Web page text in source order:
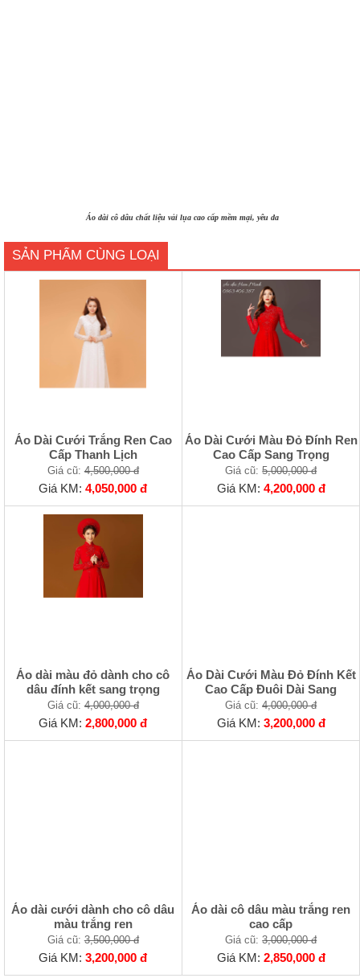
Áo dài cô dâu chất liệu vải lụa cao cấp mềm mại, yêu da
SẢN PHẨM CÙNG LOẠI
Áo Dài Cưới Trắng Ren Cao
Cấp Thanh Lịch
Giá cũ:4,500,000 đ
Giá KM:4,050,000 đ
Áo Dài Cưới Màu Đỏ Đính Ren
Cao Cấp Sang Trọng
Giá cũ:5,000,000 đ
Giá KM: 4,200,000 đ
Áo dài màu đỏ dành cho cô
dâu đính kết sang trọng
Giá cũ:4,000,000 đ
Giá KM:2,800,000 đ
Áo Dài Cưới Màu Đỏ Đính Kết
Cao Cấp Đuôi Dài Sang
Giá cũ:4,000,000 đ
Giá KM: 3,200,000 đ
Áo dài cưới dành cho cô dâu
màu trắng ren
Giá cũ:3,500,000 đ
Giá KM:3,200,000 đ
Áo dài cô dâu màu trắng ren
cao cấp
Giá cũ:3,000,000 đ
Giá KM: 2,850,000 đ